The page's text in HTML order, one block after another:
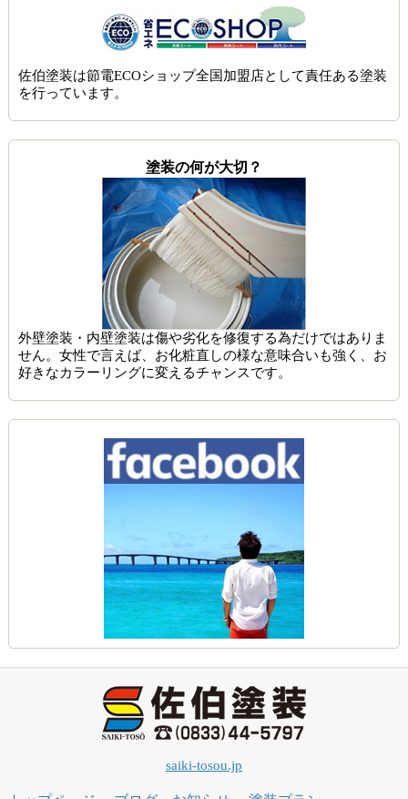
佐伯塗装は節電ECOショップ全国加盟店として責任ある塗装
を行っています。
塗装の何が大切？
外壁塗装・内壁塗装は傷や劣化を修復する為だけではありま
せん。女性で言えば、お化粧直しの様な意味合いも強く、お
好きなカラーリングに変えるチャンスです。
saiki-tosou.jp